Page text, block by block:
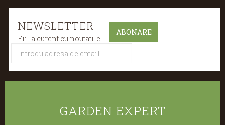
NEWSLETTER
Fii la curent cu noutatile
GARDEN EXPERT